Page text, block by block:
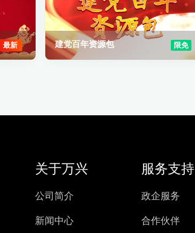
最新 建党百年资源包 限免
关于万兴
公司简介
新闻中心
服务支持
政企服务
合作伙伴